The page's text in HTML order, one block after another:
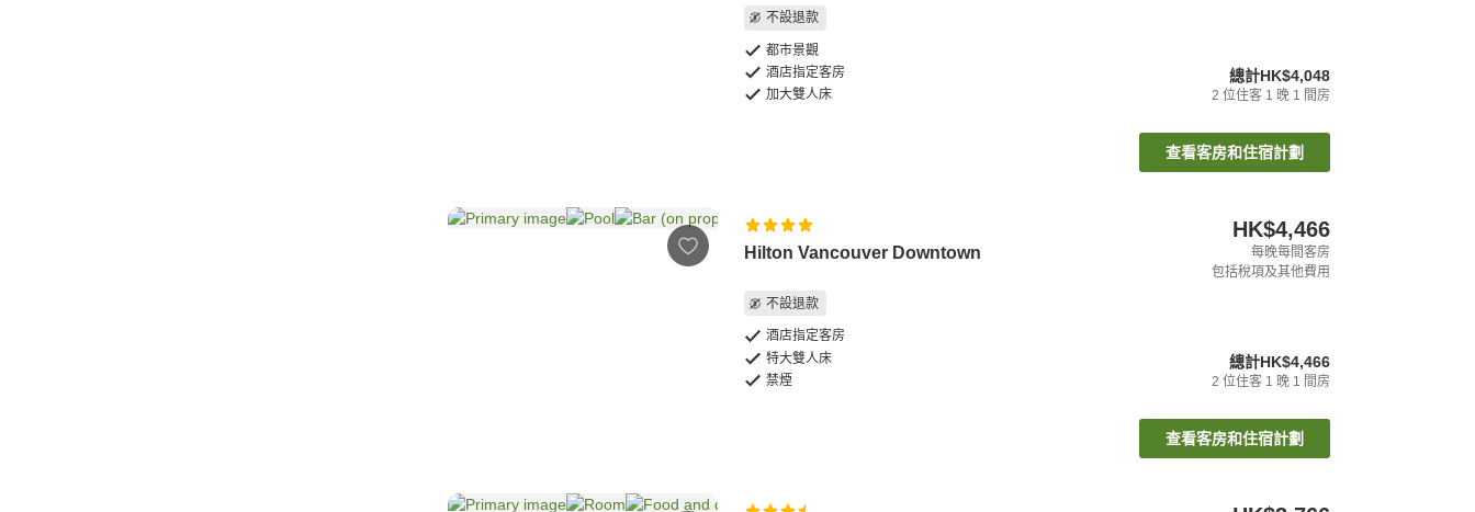
不設退款
都市景觀
酒店指定客房
加大雙人床
總計HK$4,048
2 位住客 1 晚 1 間房
查看客房和住宿計劃
Hilton Vancouver Downtown
不設退款
酒店指定客房
特大雙人床
禁煙
HK$4,466
每晚每間客房
包括稅項及其他費用
總計HK$4,466
2 位住客 1 晚 1 間房
查看客房和住宿計劃